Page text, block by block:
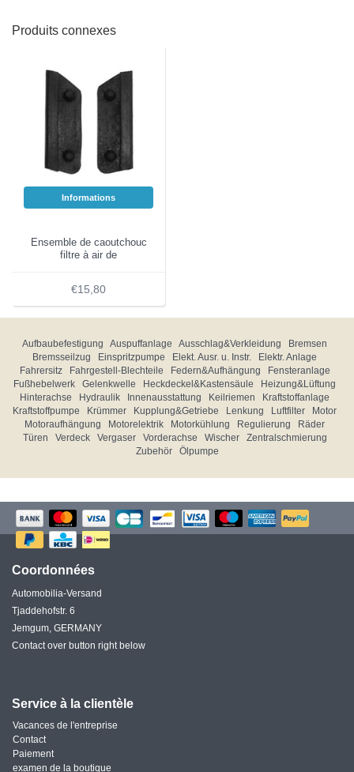
Produits connexes
Informations
Ensemble de caoutchouc
filtre à air de
€15,80
Aufbaubefestigung Auspuffanlage Ausschlag&Verkleidung
Bremsen
Bremsseilzug
Einspritzpumpe Elekt. Ausr. u. Instr.
Elektr. Anlage
Fahrersitz
Fahrgestell-Blechteile Federn&Aufhängung
Fensteranlage
Fußhebelwerk
Gelenkwelle Heckdeckel&Kastensäule
Heizung&Lüftung
Hinterachse
Hydraulik Innenausstattung Keilriemen
Kraftstoffanlage
Kraftstoffpumpe
Krümmer Kupplung&Getriebe Lenkung Luftfilter
Motor
Motoraufhängung
Motorelektrik Motorkühlung Regulierung
Räder
Türen
Verdeck Vergaser Vorderachse Wischer
Zentralschmierung
Zubehör
Ölpumpe
Coordonnées
Automobilia-Versand
Tjaddehofstr. 6
Jemgum, GERMANY
Contact over button right below
Service à la clientèle
Vacances de l'entreprise
Contact
Paiement
examen de la boutique